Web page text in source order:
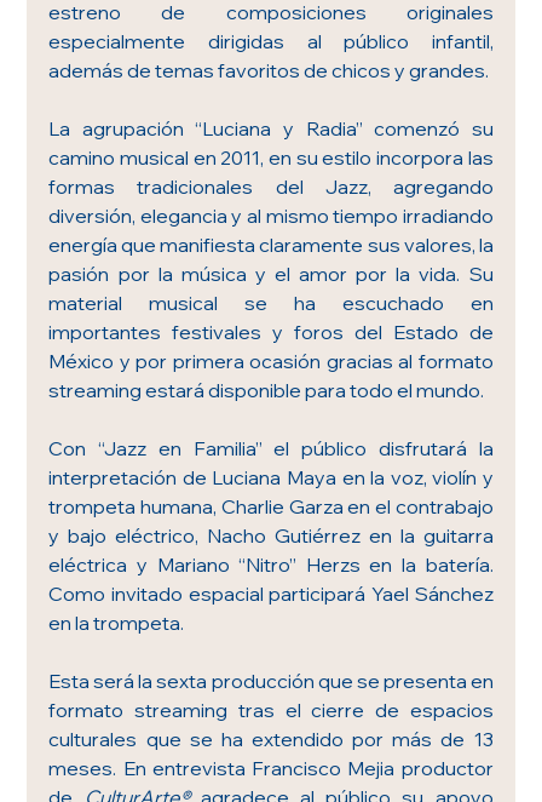
estreno de composiciones originales
especialmente dirigidas al público infantil,
además de temas favoritos de chicos y grandes.
La agrupación “Luciana y Radia” comenzó su
camino musical en 2011, en su estilo incorpora las
formas tradicionales del Jazz, agregando
diversión, elegancia y al mismo tiempo irradiando
energía que manifiesta claramente sus valores, la
pasión por la música y el amor por la vida. Su
material musical se ha escuchado en
importantes festivales y foros del Estado de
México y por primera ocasión gracias al formato
streaming estará disponible para todo el mundo.
Con “Jazz en Familia” el público disfrutará la
interpretación de Luciana Maya en la voz, violín y
trompeta humana, Charlie Garza en el contrabajo
y bajo eléctrico, Nacho Gutiérrez en la guitarra
eléctrica y Mariano “Nitro” Herzs en la batería.
Como invitado espacial participará Yael Sánchez
en la trompeta.
Esta será la sexta producción que se presenta en
formato streaming tras el cierre de espacios
culturales que se ha extendido por más de 13
meses. En entrevista Francisco Mejia productor